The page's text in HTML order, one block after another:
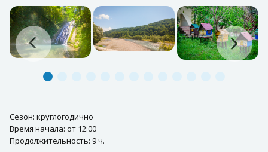
Сезон: круглогодично
Время начала: от 12:00
Продолжительность: 9 ч.